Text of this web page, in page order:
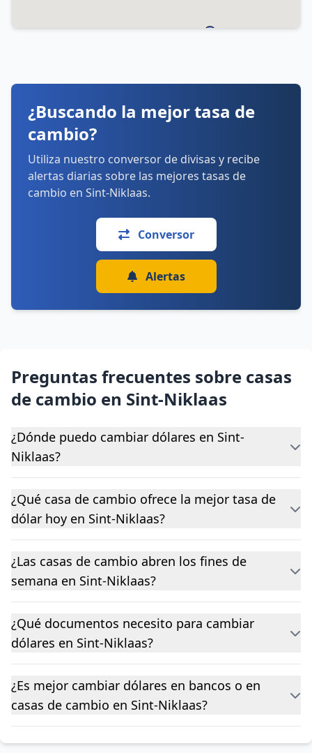
lunes: 9:30–17:30
viernes: 9:30–17:30
domingo: Cerrado
¿Buscando la mejor tasa de
cambio?
Utiliza nuestro conversor de divisas y recibe
alertas diarias sobre las mejores tasas de
cambio en Sint-Niklaas.
Conversor
Alertas
Preguntas frecuentes sobre casas
de cambio en Sint-Niklaas
¿Dónde puedo cambiar dólares en Sint-
Niklaas?
¿Qué casa de cambio ofrece la mejor tasa de
dólar hoy en Sint-Niklaas?
¿Las casas de cambio abren los fines de
semana en Sint-Niklaas?
¿Qué documentos necesito para cambiar
dólares en Sint-Niklaas?
¿Es mejor cambiar dólares en bancos o en
casas de cambio en Sint-Niklaas?